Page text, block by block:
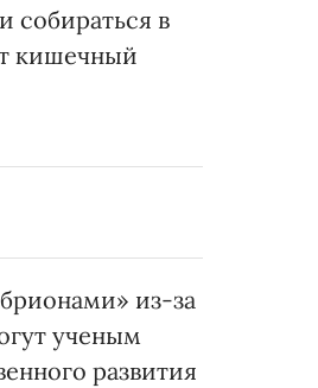
собираться в
кишечный
из-за
ученым
развития